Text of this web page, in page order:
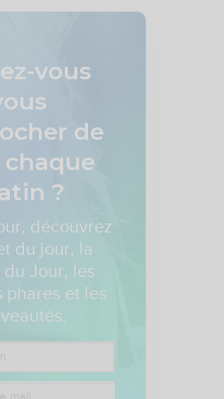
vous
de
chaque
?
découvrez
du jour, la
du Jour, les
phares et les